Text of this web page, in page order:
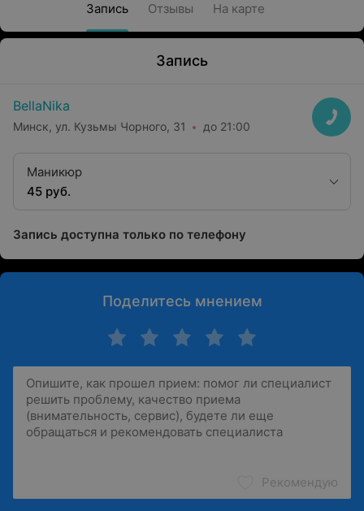
Запись Отзывы На карте
Запись
BellaNika
Минск, ул. Кузьмы Чорного, 31 до 21:00
Маникюр
45 руб.
Запись доступна только по телефону
Поделитесь мнением
Рекомендую